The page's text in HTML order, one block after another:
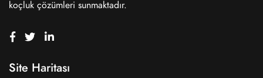
koçluk çözümleri sunmaktadır.
Site Haritası